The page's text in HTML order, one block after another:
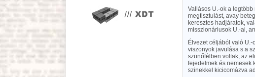
Vallásos U.-ok a
megtisztulást, avay
keresztes hadjáratok,
misszionáriusok U.-ai,
Élvezet céljából való
viszonyok javulása s a
szünőfélben voltak, az
fejedelmek és nemesek
szinekkel kicicomázva